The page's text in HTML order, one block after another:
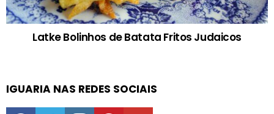
Latke Bolinhos de Batata Fritos Judaicos
IGUARIA NAS REDES SOCIAIS
facebooktwitter instagrampinterestyoutube